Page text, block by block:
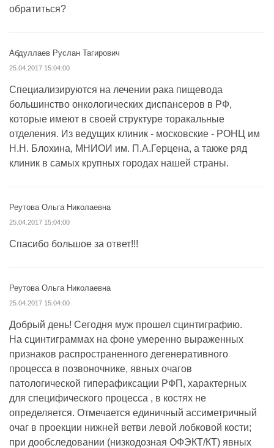
обратиться?
Абдуллаев Руслан Тагирович
25.04.2017 15:04:00
Специализируются на лечении рака пищевода
большинство онкологических диспансеров в РФ,
которые имеют в своей структуре торакальные
отделения. Из ведущих клиник - московские - РОНЦ им
Н.Н. Блохина, МНИОИ им. П.А.Герцена, а также ряд
клиник в самых крупных городах нашей страны.
Реутова Ольга Николаевна
25.04.2017 15:04:00
Спасибо большое за ответ!!!
Реутова Ольга Николаевна
25.04.2017 15:04:00
Добрый день! Сегодня муж прошел сцинтиграфию.
На сцинтиграммах на фоне умеренно выраженных
признаков распространенного дегенеративного
процесса в позвоночнике, явных очагов
патологической гиперафиксации РФП, характерных
для специфического процесса , в костях не
определяется. Отмечается единичный ассиметричный
очаг в проекции нижней ветви левой лобковой кости;
при дообследовании (низкодозная ОФЭКТ/КТ) явных